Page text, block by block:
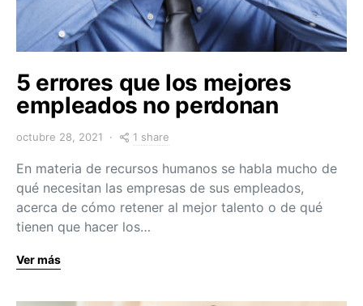
5 errores que los mejores
empleados no perdonan
octubre 28, 2021 1 share
En materia de recursos humanos se habla mucho de
qué necesitan las empresas de sus empleados,
acerca de cómo retener al mejor talento o de qué
tienen que hacer los…
Ver más